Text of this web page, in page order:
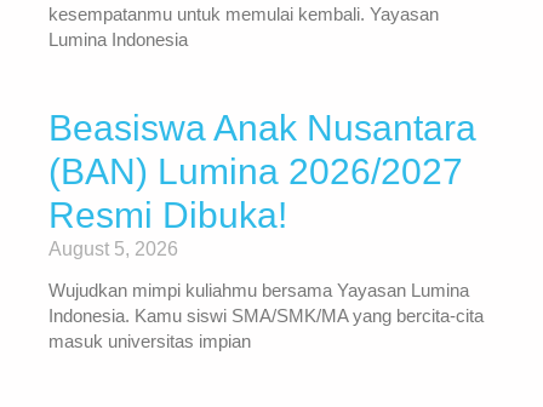
kesempatanmu untuk memulai kembali. Yayasan
Lumina Indonesia
Beasiswa Anak Nusantara
(BAN) Lumina 2026/2027
Resmi Dibuka!
August 5, 2026
Wujudkan mimpi kuliahmu bersama Yayasan Lumina
Indonesia. Kamu siswi SMA/SMK/MA yang bercita-cita
masuk universitas impian